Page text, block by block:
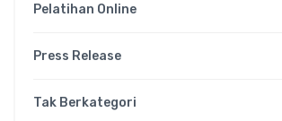
Pelatihan Online
Press Release
Tak Berkategori